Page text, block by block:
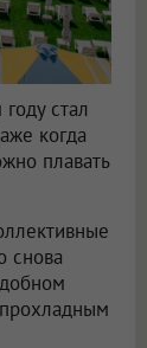
стал
когда
плавать
снова